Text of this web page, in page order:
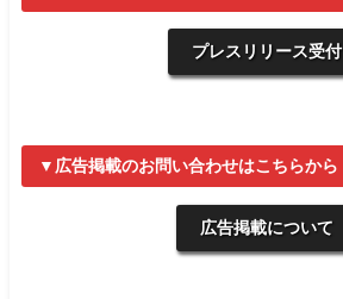
プレスリリース受付
▼広告掲載のお問い合わせはこちらから
広告掲載について